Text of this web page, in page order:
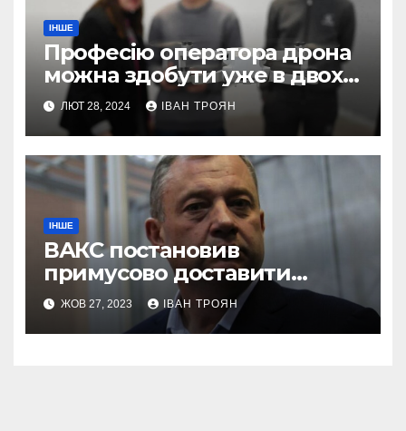
ІНШЕ
Професію оператора дрона
можна здобути уже в двох
профтехах Львівщини
ЛЮТ 28, 2024 ІВАН ТРОЯН
ІНШЕ
ВАКС постановив
примусово доставити
Дубневича до суду
ЖОВ 27, 2023 ІВАН ТРОЯН